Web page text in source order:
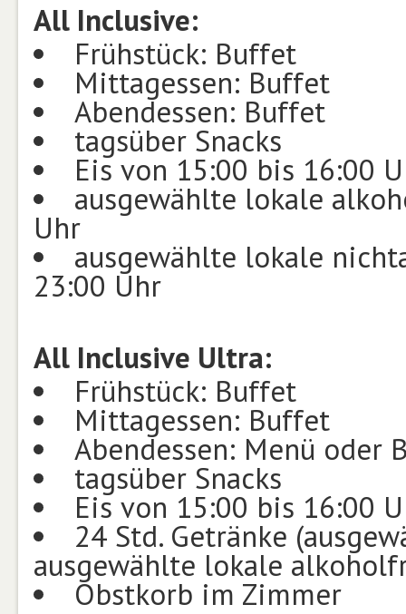
All Inclusive:
Frühstück: Buffet
Mittagessen: Buffet
Abendessen: Buffet
tagsüber Snacks
Eis von 15:00 bis 16:00
ausgewählte lokale
Uhr
ausgewählte lokale
23:00 Uhr
All Inclusive Ultra:
Frühstück: Buffet
Mittagessen: Buffet
Abendessen: Menü oder
tagsüber Snacks
Eis von 15:00 bis 16:00
24 Std. Getränke
ausgewählte lokale
Obstkorb im Zimmer